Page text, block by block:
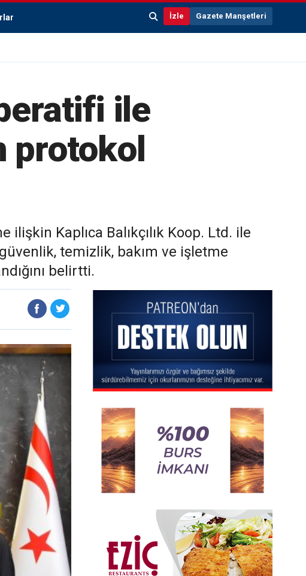
İzle Gazete Manşetleri
ile
protokol
ilişkin Kaplıca Balıkçılık Koop. Ltd. ile
temizlik, bakım ve işletme
belirtti.